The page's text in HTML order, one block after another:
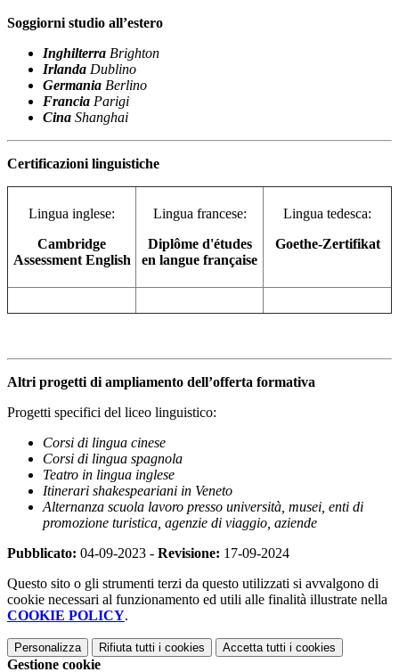
Soggiorni studio all’estero
Inghilterra Brighton
Irlanda Dublino
Germania Berlino
Francia Parigi
Cina Shanghai
Certificazioni linguistiche
Lingua inglese:
Cambridge
Assessment English
Lingua francese:
Diplôme d'études
en langue française
Lingua tedesca:
Goethe-Zertifikat
Altri progetti di ampliamento dell’offerta formativa
Progetti specifici del liceo linguistico:
Corsi di lingua cinese
Corsi di lingua spagnola
Teatro in lingua inglese
Itinerari shakespeariani in Veneto
Alternanza scuola lavoro presso università, musei, enti di
promozione turistica, agenzie di viaggio, aziende
Pubblicato: 04-09-2023 - Revisione: 17-09-2024
Questo sito o gli strumenti terzi da questo utilizzati si avvalgono di
cookie necessari al funzionamento ed utili alle finalità illustrate nella
COOKIE POLICY.
Personalizza Rifiuta tutti i cookies Accetta tutti i cookies
Gestione cookie